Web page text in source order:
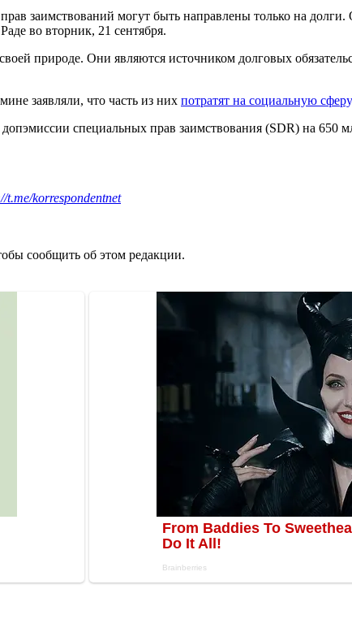
заимствований могут быть направлены только на
во вторник, 21 сентября.
природе. Они являются источником долговых
заявляли, что часть из них потратят на социальную сферу
допэмиссии специальных прав заимствования (SDR) на 650
t.me/korrespondentnet
сообщить об этом редакции.